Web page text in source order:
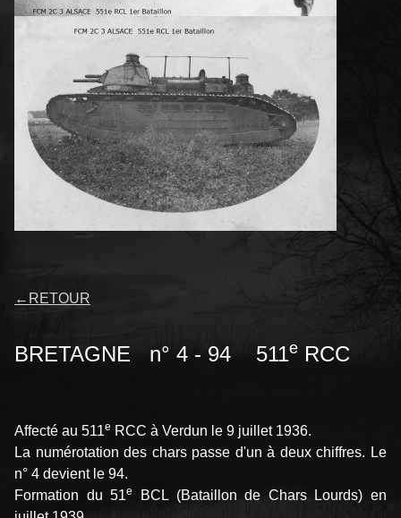
← RETOUR
BRETAGNE n° 4 - 94 511e RCC
Affecté au 511e RCC à Verdun le 9 juillet 1936.
La numérotation des chars passe d'un à deux chiffres. Le
n° 4 devient le 94.
Formation du 51e
BCL (Bataillon de Chars Lourds) en